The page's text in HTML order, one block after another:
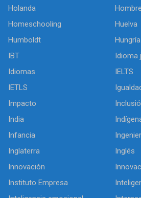
Holanda
Homeschooling
Huelva
Humboldt
Hungría
IBT
Idioma
Idiomas
IELTS
IETLS
Impacto
India
Infancia
Inglaterra
Inglés
Innovación
Instituto Empresa